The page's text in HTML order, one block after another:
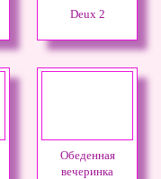
Deux 2
Обеденная
вечеринка